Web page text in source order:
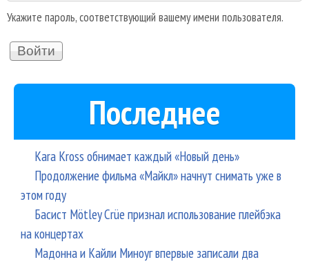
Укажите пароль, соответствующий вашему имени пользователя.
Последнее
Kara Kross обнимает каждый «Новый день»
Продолжение фильма «Майкл» начнут снимать уже в
этом году
Басист Mötley Crüe признал использование плейбэка
на концертах
Мадонна и Кайли Миноуг впервые записали два